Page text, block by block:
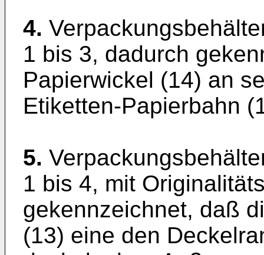
4.
1 bis 3, dadurch
Papierwickel (14) an
Etiketten-Papierbahn
5.
1 bis 4, mit
gekennzeichnet, daß
(13) eine den